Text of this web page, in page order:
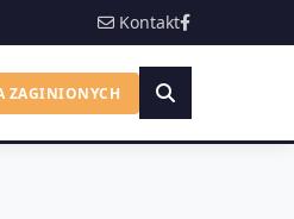
Kontakt
ZAGINIONYCH